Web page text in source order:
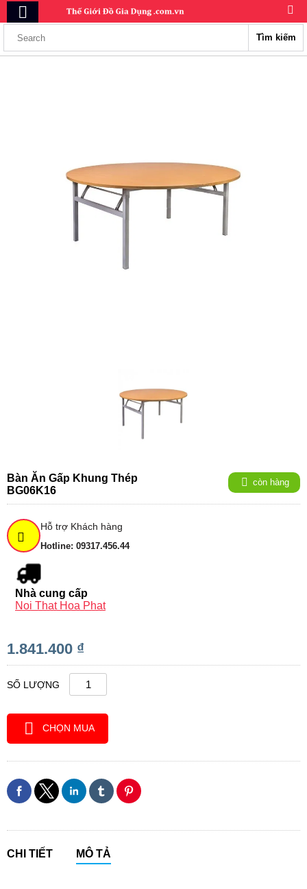
Tìm kiếm
Bàn Ăn Gấp Khung Thép
BG06K16
còn hàng
Hỗ trợ Khách hàng
Hotline: 09317.456.44
Nhà cung cấp
Noi That Hoa Phat
1.841.400 ₫
SỐ LƯỢNG
CHỌN MUA
CHI TIẾT MÔ TẢ